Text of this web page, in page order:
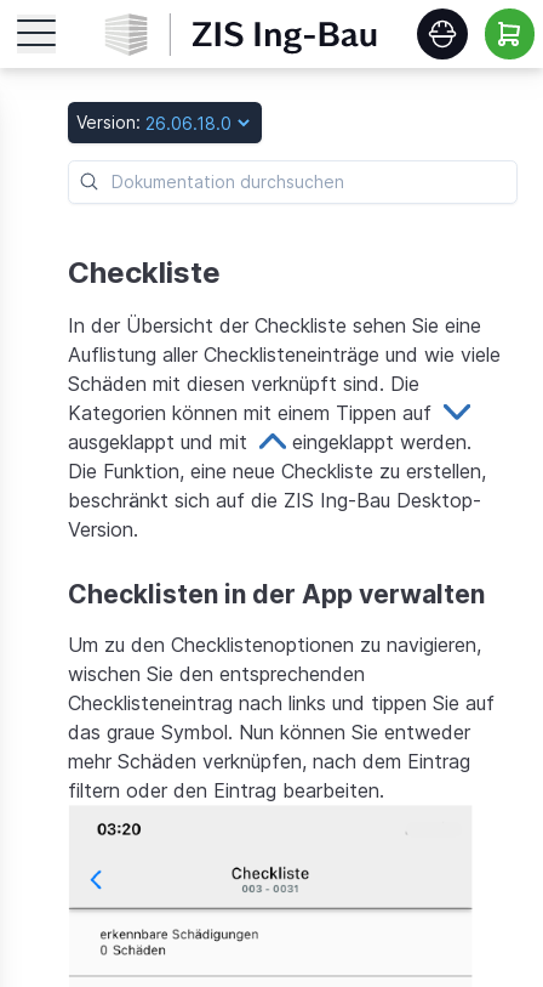
Startseite
Features
Release Notes
Schulungen
Download
Dokumentation
Version:
Checkliste
In der Übersicht der Checkliste sehen Sie eine
Auflistung aller Checklisteneinträge und wie viele
Schäden mit diesen verknüpft sind. Die
Kategorien können mit einem Tippen auf
ausgeklappt und mit
eingeklappt werden.
Die Funktion, eine neue Checkliste zu erstellen,
beschränkt sich auf die ZIS Ing-Bau Desktop-
Version.
Checklisten in der App verwalten
Um zu den Checklistenoptionen zu navigieren,
wischen Sie den entsprechenden
Checklisteneintrag nach links und tippen Sie auf
das graue Symbol. Nun können Sie entweder
mehr Schäden verknüpfen, nach dem Eintrag
filtern oder den Eintrag bearbeiten.